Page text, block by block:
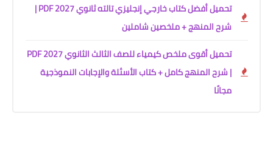
تحميل أفضل كتاب خارجي إنجليزي تالته ثانوي 2027 PDF |
شرح المنهج + ملخصين شاملين
تحميل أقوى ملخص كيمياء للصف الثالث الثانوي 2027 PDF
| شرح المنهج كامل + كتاب الأسئلة والإجابات النموذجية
مجانًا